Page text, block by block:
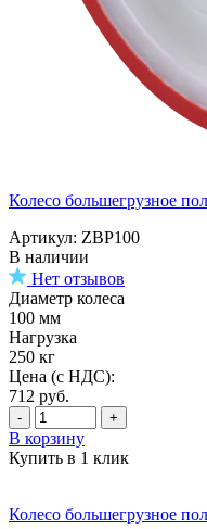
Колесо большегрузное
Артикул: ZBP100
В наличии
Нет отзывов
Диаметр колеса
100 мм
Нагрузка
250 кг
Цена (с НДС):
712 руб.
- +
В корзину
Купить в 1 клик
Колесо большегрузное